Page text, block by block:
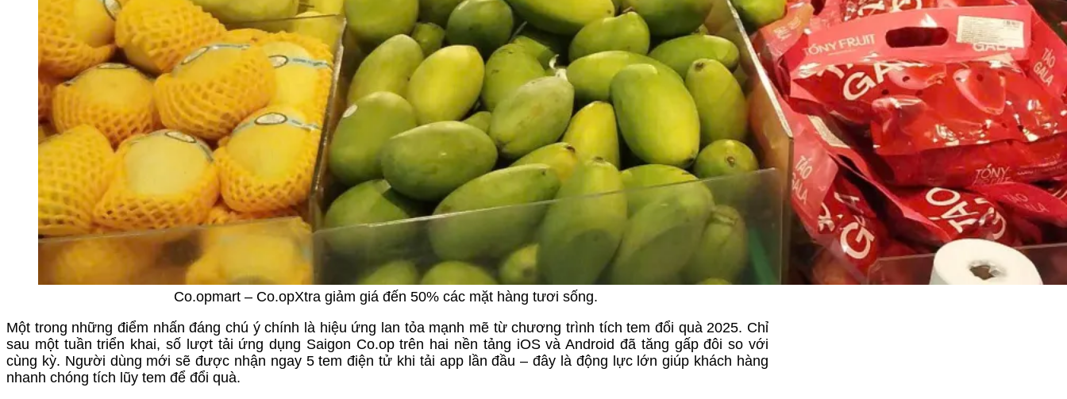
Co.opmart – Co.opXtra giảm giá đến 50% các mặt hàng tươi sống.
Một trong những điểm nhấn đáng chú ý chính là hiệu ứng lan tỏa mạnh mẽ từ chương trình tích tem đổi quà 2025. Chỉ
sau một tuần triển khai, số lượt tải ứng dụng Saigon Co.op trên hai nền tảng iOS và Android đã tăng gấp đôi so với
cùng kỳ. Người dùng mới sẽ được nhận ngay 5 tem điện tử khi tải app lần đầu – đây là động lực lớn giúp khách hàng
nhanh chóng tích lũy tem để đổi quà.